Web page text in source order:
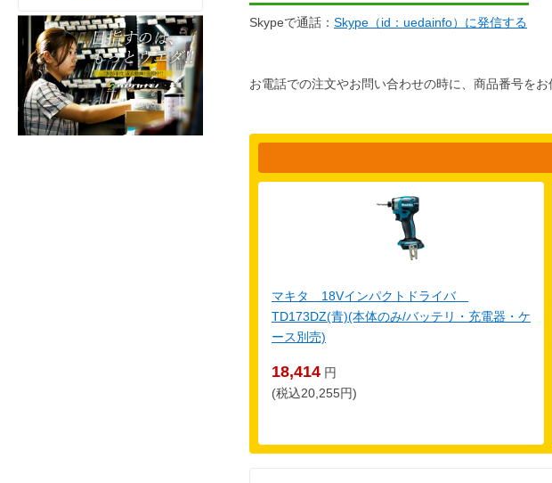
Skypeで通話： Skype（id：uedainfo）に発信する
お電話での注文やお問い合わせの時に、商品番号を
マキタ 18Vインパクトドライバ
TD173DZ(青)(本体のみ/バッテリ・充電器・ケ
ース別売)
18,414 円
(税込20,255円)